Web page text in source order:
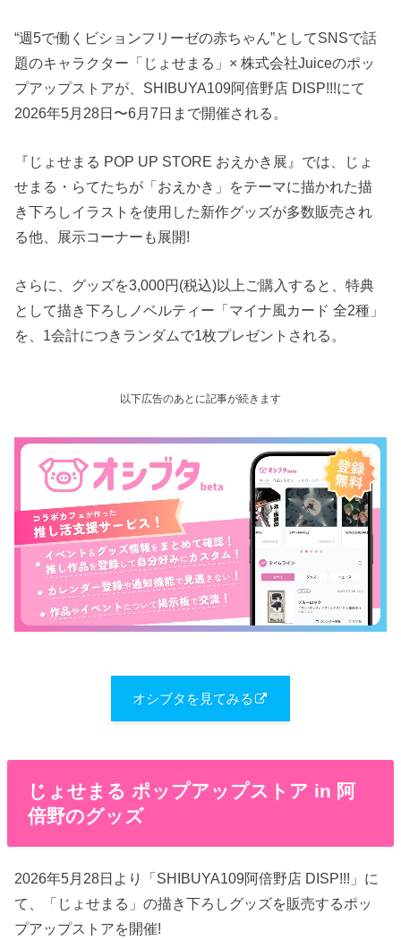
“週5で働くビションフリーゼの赤ちゃん”としてSNSで話
題のキャラクター「じょせまる」× 株式会社Juiceのポッ
プアップストアが、SHIBUYA109阿倍野店 DISP!!!にて
2026年5月28日〜6月7日まで開催される。
『じょせまる POP UP STORE おえかき展』では、じょ
せまる・らてたちが「おえかき」をテーマに描かれた描
き下ろしイラストを使用した新作グッズが多数販売され
る他、展示コーナーも展開!
さらに、グッズを3,000円(税込)以上ご購入すると、特典
として描き下ろしノベルティー「マイナ風カード 全2種」
を、1会計につきランダムで1枚プレゼントされる。
以下広告のあとに記事が続きます
オシブタを見てみる
じょせまる ポップアップストア in 阿
倍野のグッズ
2026年5月28日より「SHIBUYA109阿倍野店 DISP!!!」に
て、「じょせまる」の描き下ろしグッズを販売するポッ
プアップストアを開催!